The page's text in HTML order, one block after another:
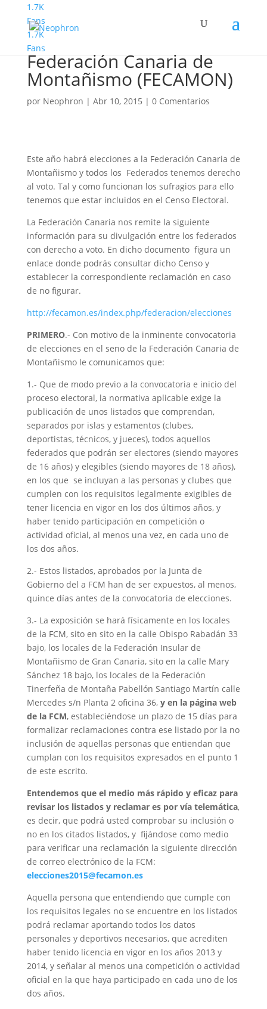
1.7K
Fans
1.7K
Fans
Elecciones a la
Federación Canaria de
Montañismo (FECAMON)
por Neophron | Abr 10, 2015 | 0 Comentarios
Este año habrá elecciones a la Federación Canaria de
Montañismo y todos los Federados tenemos derecho
al voto. Tal y como funcionan los sufragios para ello
tenemos que estar incluidos en el Censo Electoral.
La Federación Canaria nos remite la siguiente
información para su divulgación entre los federados
con derecho a voto. En dicho documento figura un
enlace donde podrás consultar dicho Censo y
establecer la correspondiente reclamación en caso
de no figurar.
http://fecamon.es/index.php/federacion/elecciones
PRIMERO.- Con motivo de la inminente convocatoria
de elecciones en el seno de la Federación Canaria de
Montañismo le comunicamos que:
1.- Que de modo previo a la convocatoria e inicio del
proceso electoral, la normativa aplicable exige la
publicación de unos listados que comprendan,
separados por islas y estamentos (clubes,
deportistas, técnicos, y jueces), todos aquellos
federados que podrán ser electores (siendo mayores
de 16 años) y elegibles (siendo mayores de 18 años),
en los que se incluyan a las personas y clubes que
cumplen con los requisitos legalmente exigibles de
tener licencia en vigor en los dos últimos años, y
haber tenido participación en competición o
actividad oficial, al menos una vez, en cada uno de
los dos años.
2.- Estos listados, aprobados por la Junta de
Gobierno del a FCM han de ser expuestos, al menos,
quince días antes de la convocatoria de elecciones.
3.- La exposición se hará físicamente en los locales
de la FCM, sito en sito en la calle Obispo Rabadán 33
bajo, los locales de la Federación Insular de
Montañismo de Gran Canaria, sito en la calle Mary
Sánchez 18 bajo, los locales de la Federación
Tinerfeña de Montaña Pabellón Santiago Martín calle
Mercedes s/n Planta 2 oficina 36, y en la página web
de la FCM, estableciéndose un plazo de 15 días para
formalizar reclamaciones contra ese listado por la no
inclusión de aquellas personas que entiendan que
cumplan con los requisitos expresados en el punto 1
de este escrito.
Entendemos que el medio más rápido y eficaz para
revisar los listados y reclamar es por vía telemática,
es decir, que podrá usted comprobar su inclusión o
no en los citados listados, y fijándose como medio
para verificar una reclamación la siguiente dirección
de correo electrónico de la FCM:
elecciones2015@fecamon.es
Aquella persona que entendiendo que cumple con
los requisitos legales no se encuentre en los listados
podrá reclamar aportando todos los datos
personales y deportivos necesarios, que acrediten
haber tenido licencia en vigor en los años 2013 y
2014, y señalar al menos una competición o actividad
oficial en la que haya participado en cada uno de los
dos años.